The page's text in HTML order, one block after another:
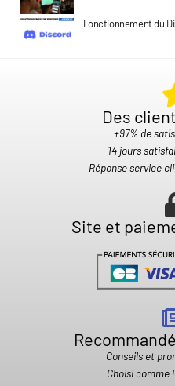
Fonctionnement du
Des
+97% de
14 jours
Réponse service
Site et
Conseils et
Choisi comme